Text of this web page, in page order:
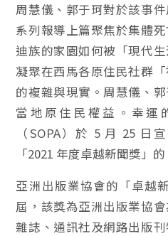
周慧儀、郭于珂對於該事
系列報導上篇聚焦於集體
迪族的家園如何被「現代
凝聚在西馬各原住民社群
的複雜與現實。周慧儀、
當地原住民權益。幸運
（SOPA）於 5 月 25 日
「2021 年度卓越新聞獎」
亞洲出版業協會的「卓越
屆，該獎為亞洲出版業協
雜誌、通訊社及網路出版